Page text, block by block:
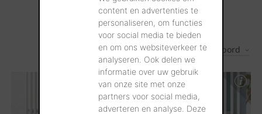
content en advertenties te
personaliseren, om functies
voor social media te bieden
en om ons websiteverkeer te
analyseren. Ook delen we
informatie over uw gebruik
van onze site met onze
partners voor social media,
adverteren en analyse. Deze
Résultats Les plus récents d'abord